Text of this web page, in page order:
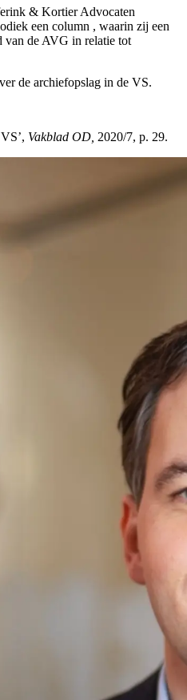
& Kortier Advocaten
een column , waarin zij een
van de AVG in relatie tot
de archiefopslag in de VS.
Vakblad OD, 2020/7, p. 29.